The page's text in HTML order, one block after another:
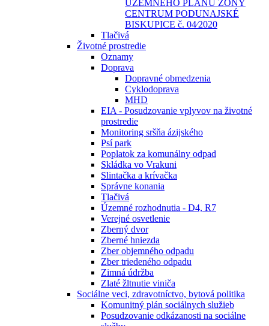
ÚZEMNÉHO PLÁNU ZÓNY
CENTRUM PODUNAJSKÉ
BISKUPICE č. 04⁄2020
Tlačivá
Životné prostredie
Oznamy
Doprava
Dopravné obmedzenia
Cyklodoprava
MHD
EIA - Posudzovanie vplyvov na životné
prostredie
Monitoring sršňa ázijského
Psí park
Poplatok za komunálny odpad
Skládka vo Vrakuni
Slintačka a krívačka
Správne konania
Tlačivá
Územné rozhodnutia - D4, R7
Verejné osvetlenie
Zberný dvor
Zberné hniezda
Zber objemného odpadu
Zber triedeného odpadu
Zimná údržba
Zlaté žltnutie viniča
Sociálne veci, zdravotníctvo, bytová politika
Komunitný plán sociálnych služieb
Posudzovanie odkázanosti na sociálne